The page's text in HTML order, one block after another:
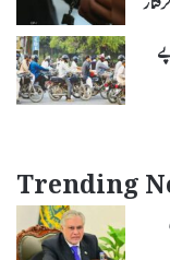
Trending